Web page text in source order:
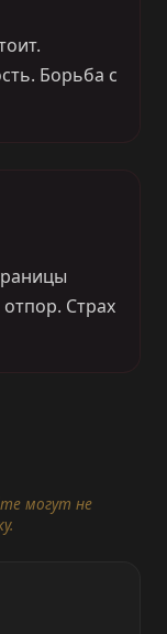
Борьба с
Страх
могут не